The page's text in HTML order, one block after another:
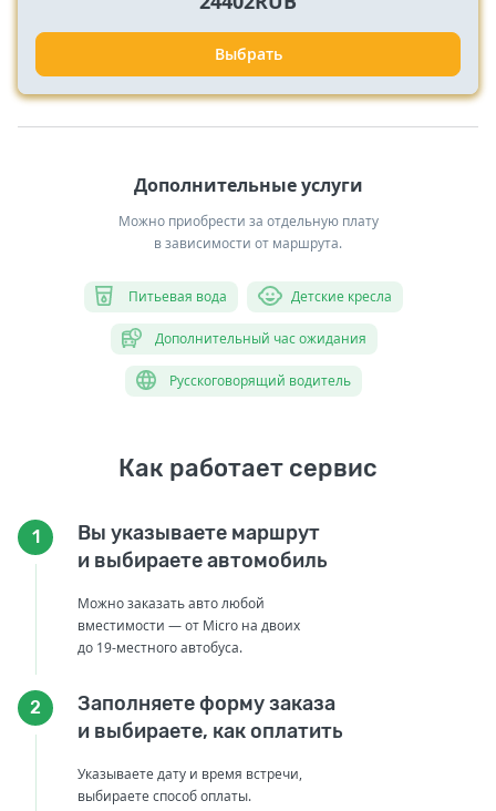
Выбрать
Дополнительные услуги
Можно приобрести за отдельную плату
в зависимости от маршрута.
Питьевая вода Детские кресла
Дополнительный час ожидания
Русскоговорящий водитель
Как работает сервис
1
Вы указываете маршрут
и выбираете автомобиль
Можно заказать авто любой
вместимости — от Micro на двоих
до 19-местного автобуса.
2
Заполняете форму заказа
и выбираете, как оплатить
Указываете дату и время встречи,
выбираете способ оплаты.